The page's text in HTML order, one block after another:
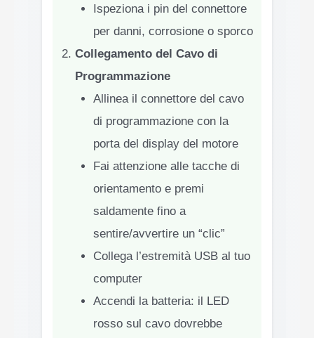
Ispeziona i pin del connettore
per danni, corrosione o sporco
Collegamento del Cavo di
Programmazione
Allinea il connettore del cavo
di programmazione con la
porta del display del motore
Fai attenzione alle tacche di
orientamento e premi
saldamente fino a
sentire/avvertire un “clic”
Collega l’estremità USB al tuo
computer
Accendi la batteria: il LED
rosso sul cavo dovrebbe